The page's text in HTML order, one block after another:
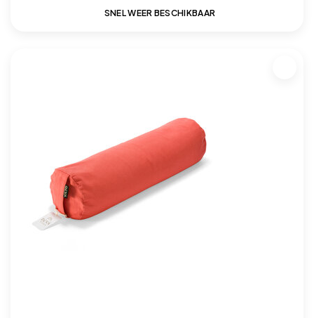
SNEL WEER BESCHIKBAAR